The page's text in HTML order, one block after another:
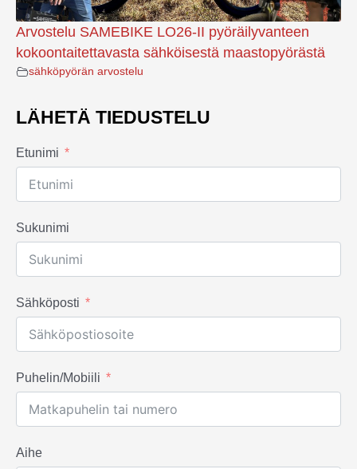
Arvostelu SAMEBIKE LO26-II pyöräilyvanteen
kokoontaitettavasta sähköisestä maastopyörästä
sähköpyörän arvostelu
LÄHETÄ TIEDUSTELU
Etunimi
Sukunimi
Sähköposti
Puhelin/Mobiili
Aihe